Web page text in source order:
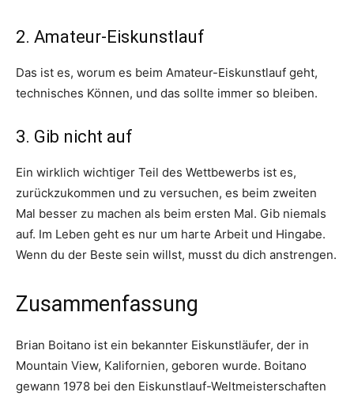
2. Amateur-Eiskunstlauf
Das ist es, worum es beim Amateur-Eiskunstlauf geht,
technisches Können, und das sollte immer so bleiben.
3. Gib nicht auf
Ein wirklich wichtiger Teil des Wettbewerbs ist es,
zurückzukommen und zu versuchen, es beim zweiten
Mal besser zu machen als beim ersten Mal. Gib niemals
auf. Im Leben geht es nur um harte Arbeit und Hingabe.
Wenn du der Beste sein willst, musst du dich anstrengen.
Zusammenfassung
Brian Boitano ist ein bekannter Eiskunstläufer, der in
Mountain View, Kalifornien, geboren wurde. Boitano
gewann 1978 bei den Eiskunstlauf-Weltmeisterschaften